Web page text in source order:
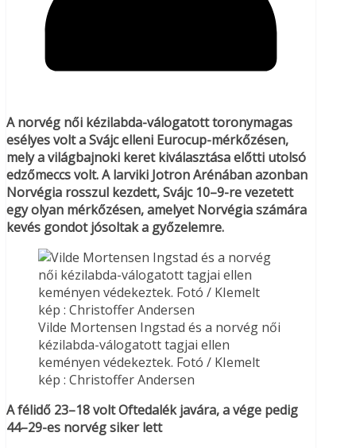
A norvég női kézilabda-válogatott toronymagas
esélyes volt a Svájc elleni Eurocup-mérkőzésen,
mely a világbajnoki keret kiválasztása előtti utolsó
edzőmeccs volt. A larviki Jotron Arénában azonban
Norvégia rosszul kezdett, Svájc 10–9-re vezetett
egy olyan mérkőzésen, amelyet Norvégia számára
kevés gondot jósoltak a győzelemre.
Vilde Mortensen Ingstad és a norvég női
kézilabda-válogatott tagjai ellen
keményen védekeztek. Fotó / KIemelt
kép : Christoffer Andersen
A félidő 23–18 volt Oftedalék javára, a vége pedig
44–29-es norvég siker lett